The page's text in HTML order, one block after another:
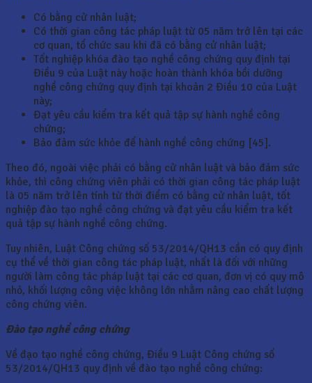
Có bằng cử nhân luật;
Có thời gian công tác pháp luật từ 05 năm trở lên tại các
cơ quan, tổ chức sau khi đã có bằng cử nhân luật;
Tốt nghiệp khóa đào tạo nghề công chứng quy định tại
Điều 9 của Luật này hoặc hoàn thành khóa bồi dưỡng
nghề công chứng quy định tại khoản 2 Điều 10 của Luật
này;
Đạt yêu cầu kiểm tra kết quả tập sự hành nghề công
chứng;
Bảo đảm sức khỏe để hành nghề công chứng [45].
Theo đó, ngoài việc phải có bằng cử nhân luật và bảo đảm sức
khỏe, thì công chứng viên phải có thời gian công tác pháp luật
là 05 năm trở lên tính từ thời điểm có bằng cử nhân luật, tốt
nghiệp đào tạo nghề công chứng và đạt yêu cầu kiểm tra kết
quả tập sự hành nghề công chứng.
Tuy nhiên, Luật Công chứng số 53/2014/QH13 cần có quy định
cụ thể về thời gian công tác pháp luật, nhất là đối với những
người làm công tác pháp luật tại các cơ quan, đơn vị có quy mô
nhỏ, khối lượng công việc không lớn nhằm nâng cao chất lượng
công chứng viên.
Đào tạo nghề công chứng
Về đạo tạo nghề công chứng, Điều 9 Luật Công chứng số
53/2014/QH13 quy định về đào tạo nghề công chứng: